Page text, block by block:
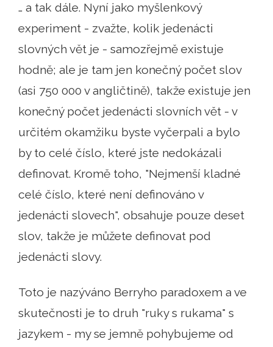
… a tak dále. Nyní jako myšlenkový
experiment - zvažte, kolik jedenácti
slovných vět je - samozřejmě existuje
hodně; ale je tam jen konečný počet slov
(asi 750 000 v angličtině), takže existuje jen
konečný počet jedenácti slovních vět - v
určitém okamžiku byste vyčerpali a bylo
by to celé číslo, které jste nedokázali
definovat. Kromě toho, "Nejmenší kladné
celé číslo, které není definováno v
jedenácti slovech", obsahuje pouze deset
slov, takže je můžete definovat pod
jedenácti slovy.
Toto je nazýváno Berryho paradoxem a ve
skutečnosti je to druh "ruky s rukama" s
jazykem - my se jemně pohybujeme od